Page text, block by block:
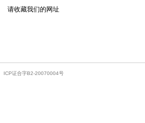
请收藏我们的网址
ICP证合字B2-20070004号